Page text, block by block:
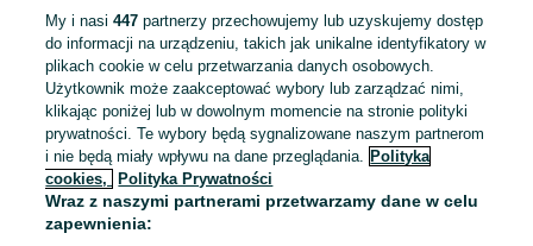
To ogłoszenie nie jest już dostępne
My i nasi447 partnerzy przechowujemy lub uzyskujemy dostęp
do informacji na urządzeniu, takich jak unikalne identyfikatory w
plikach cookie w celu przetwarzania danych osobowych.
Użytkownik może zaakceptować wybory lub zarządzać nimi,
klikając poniżej lub w dowolnym momencie na stronie polityki
prywatności. Te wybory będą sygnalizowane naszym partnerom
i nie będą miały wpływu na dane przeglądania. Polityka
cookies,
Polityka Prywatności
Wraz z naszymi partnerami przetwarzamy dane w celu
zapewnienia: